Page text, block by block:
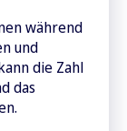
während
und
die Zahl
das